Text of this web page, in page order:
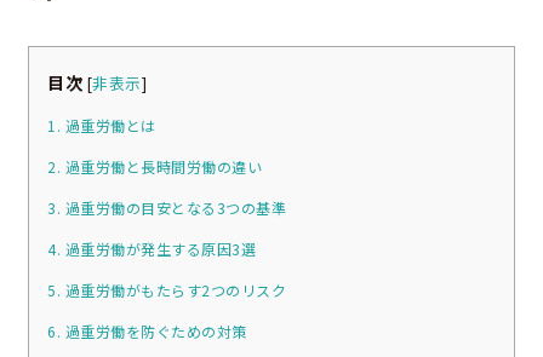
目次 [非表示]
1. 過重労働とは
2. 過重労働と長時間労働の違い
3. 過重労働の目安となる3つの基準
4. 過重労働が発生する原因3選
5. 過重労働がもたらす2つのリスク
6. 過重労働を防ぐための対策